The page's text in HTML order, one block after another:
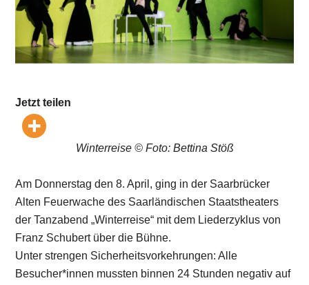
Jetzt teilen
Winterreise © Foto: Bettina Stöß
Am Donnerstag den 8. April, ging in der Saarbrücker
Alten Feuerwache des Saarländischen Staatstheaters
der Tanzabend „Winterreise“ mit dem Liederzyklus von
Franz Schubert über die Bühne.
Unter strengen Sicherheitsvorkehrungen: Alle
Besucher*innen mussten binnen 24 Stunden negativ auf